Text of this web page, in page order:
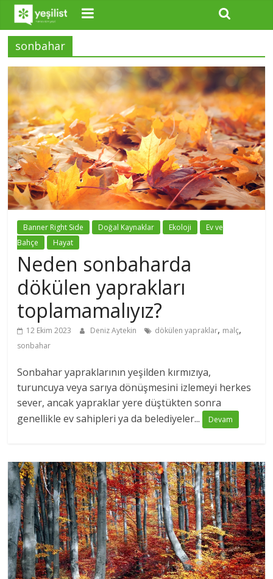
sonbahar
Banner Right Side Doğal Kaynaklar Ekoloji
Ev ve
Bahçe
Hayat
Neden sonbaharda
dökülen yaprakları
toplamamalıyız?
12 Ekim 2023 Deniz Aytekin dökülen yapraklar, malç,
sonbahar
Sonbahar yapraklarının yeşilden kırmızıya,
turuncuya veya sarıya dönüşmesini izlemeyi herkes
sever, ancak yapraklar yere düştükten sonra
genellikle ev sahipleri ya da belediyeler...
Devam